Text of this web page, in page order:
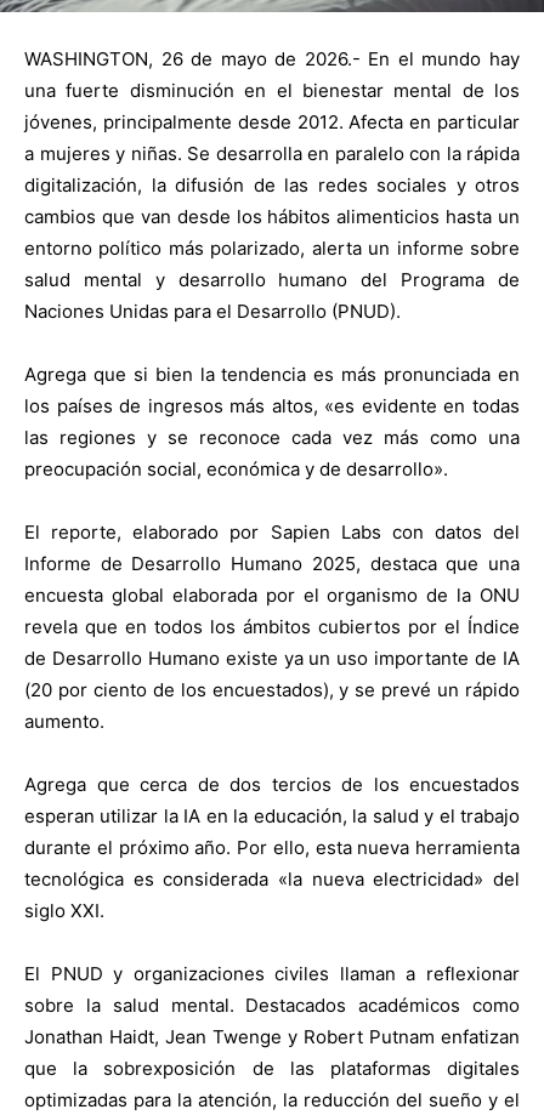
WASHINGTON, 26 de mayo de 2026.- En el mundo hay
una fuerte disminución en el bienestar mental de los
jóvenes, principalmente desde 2012. Afecta en particular
a mujeres y niñas. Se desarrolla en paralelo con la rápida
digitalización, la difusión de las redes sociales y otros
cambios que van desde los hábitos alimenticios hasta un
entorno político más polarizado, alerta un informe sobre
salud mental y desarrollo humano del Programa de
Naciones Unidas para el Desarrollo (PNUD).
Agrega que si bien la tendencia es más pronunciada en
los países de ingresos más altos, «es evidente en todas
las regiones y se reconoce cada vez más como una
preocupación social, económica y de desarrollo».
El reporte, elaborado por Sapien Labs con datos del
Informe de Desarrollo Humano 2025, destaca que una
encuesta global elaborada por el organismo de la ONU
revela que en todos los ámbitos cubiertos por el Índice
de Desarrollo Humano existe ya un uso importante de IA
(20 por ciento de los encuestados), y se prevé un rápido
aumento.
Agrega que cerca de dos tercios de los encuestados
esperan utilizar la IA en la educación, la salud y el trabajo
durante el próximo año. Por ello, esta nueva herramienta
tecnológica es considerada «la nueva electricidad» del
siglo XXI.
El PNUD y organizaciones civiles llaman a reflexionar
sobre la salud mental. Destacados académicos como
Jonathan Haidt, Jean Twenge y Robert Putnam enfatizan
que la sobrexposición de las plataformas digitales
optimizadas para la atención, la reducción del sueño y el